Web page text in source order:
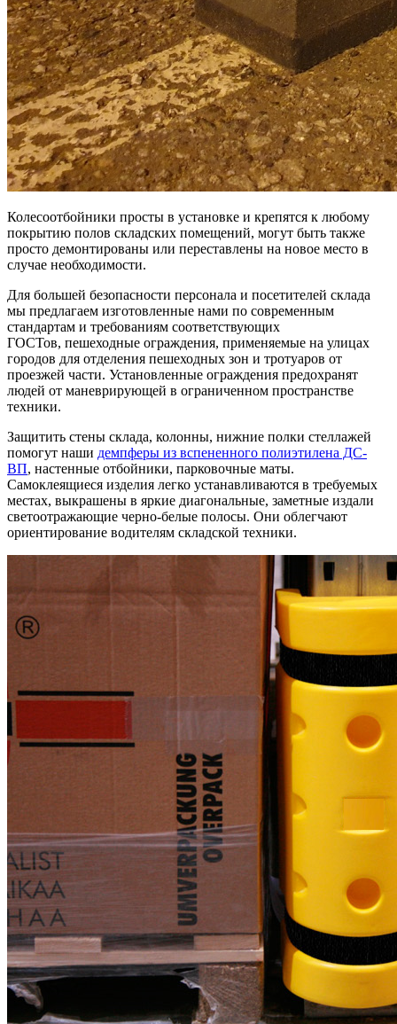
Колесоотбойники просты в установке и крепятся к любому
покрытию полов складских помещений, могут быть также
просто демонтированы или переставлены на новое место в
случае необходимости.
Для большей безопасности персонала и посетителей склада
мы предлагаем изготовленные нами по современным
стандартам и требованиям соответствующих
ГОСТов, пешеходные ограждения, применяемые на улицах
городов для отделения пешеходных зон и тротуаров от
проезжей части. Установленные ограждения предохранят
людей от маневрирующей в ограниченном пространстве
техники.
Защитить стены склада, колонны, нижние полки стеллажей
помогут наши демпферы из вспененного полиэтилена ДС-
ВП, настенные отбойники, парковочные маты.
Самоклеящиеся изделия легко устанавливаются в требуемых
местах, выкрашены в яркие диагональные, заметные издали
светоотражающие черно-белые полосы. Они облегчают
ориентирование водителям складской техники.